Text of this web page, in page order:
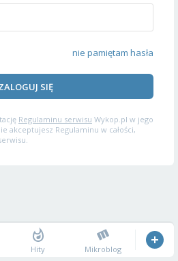
nie pamiętam hasła
SIĘ
Regulaminu serwisu Wykop.pl w jego
akceptujesz Regulaminu w całości,
Hity Mikroblog